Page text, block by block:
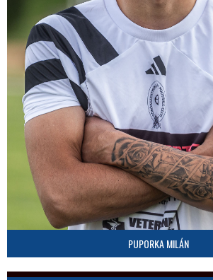
PUPORKA MILÁN